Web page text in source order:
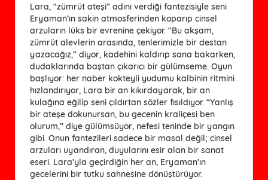
Lara, “zümrüt ateşi” adını verdiği fantezisiyle seni
Eryaman’ın sakin atmosferinden koparıp cinsel
arzuların lüks bir evrenine çekiyor. “Bu akşam,
zümrüt alevlerin arasında, tenlerimizle bir destan
yazacağız,” diyor, kadehini kaldırıp sana bakarken,
dudaklarında baştan çıkarıcı bir gülümseme. Oyun
başlıyor: her naber kokteyli yudumu kalbinin ritmini
hızlandırıyor, Lara bir an kıkırdayarak, bir an
kulağına eğilip seni çıldırtan sözler fısıldıyor. “Yanlış
bir ateşe dokunursan, bu gecenin kraliçesi ben
olurum,” diye gülümsüyor, nefesi teninde bir yangın
gibi. Onun fantezileri sadece bir masal değil; cinsel
arzuları uyandıran, duyularını esir alan bir sanat
eseri. Lara’yla geçirdiğin her an, Eryaman’ın
gecelerini bir tutku sahnesine dönüştürüyor.